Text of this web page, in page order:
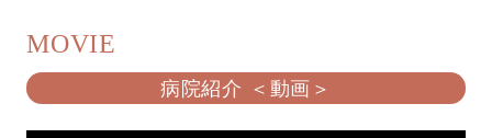
MOVIE
病院紹介 ＜動画＞